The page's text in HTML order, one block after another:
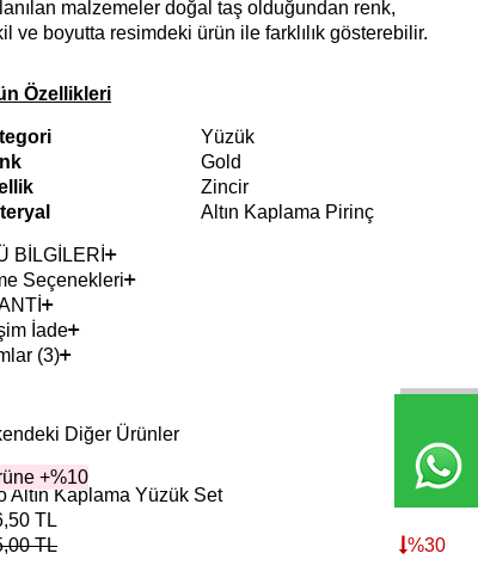
malzemeler doğal taş olduğundan renk,
ve boyutta resimdeki ürün ile farklılık gösterebilir.
Özellikleri
Yüzük
Gold
Zincir
Altın Kaplama Pirinç
BİLGİLERİ
Seçenekleri
İade
(3)
Diğer Ürünler
+%10
Altın Kaplama Yüzük Set
TL
TL %30
2+